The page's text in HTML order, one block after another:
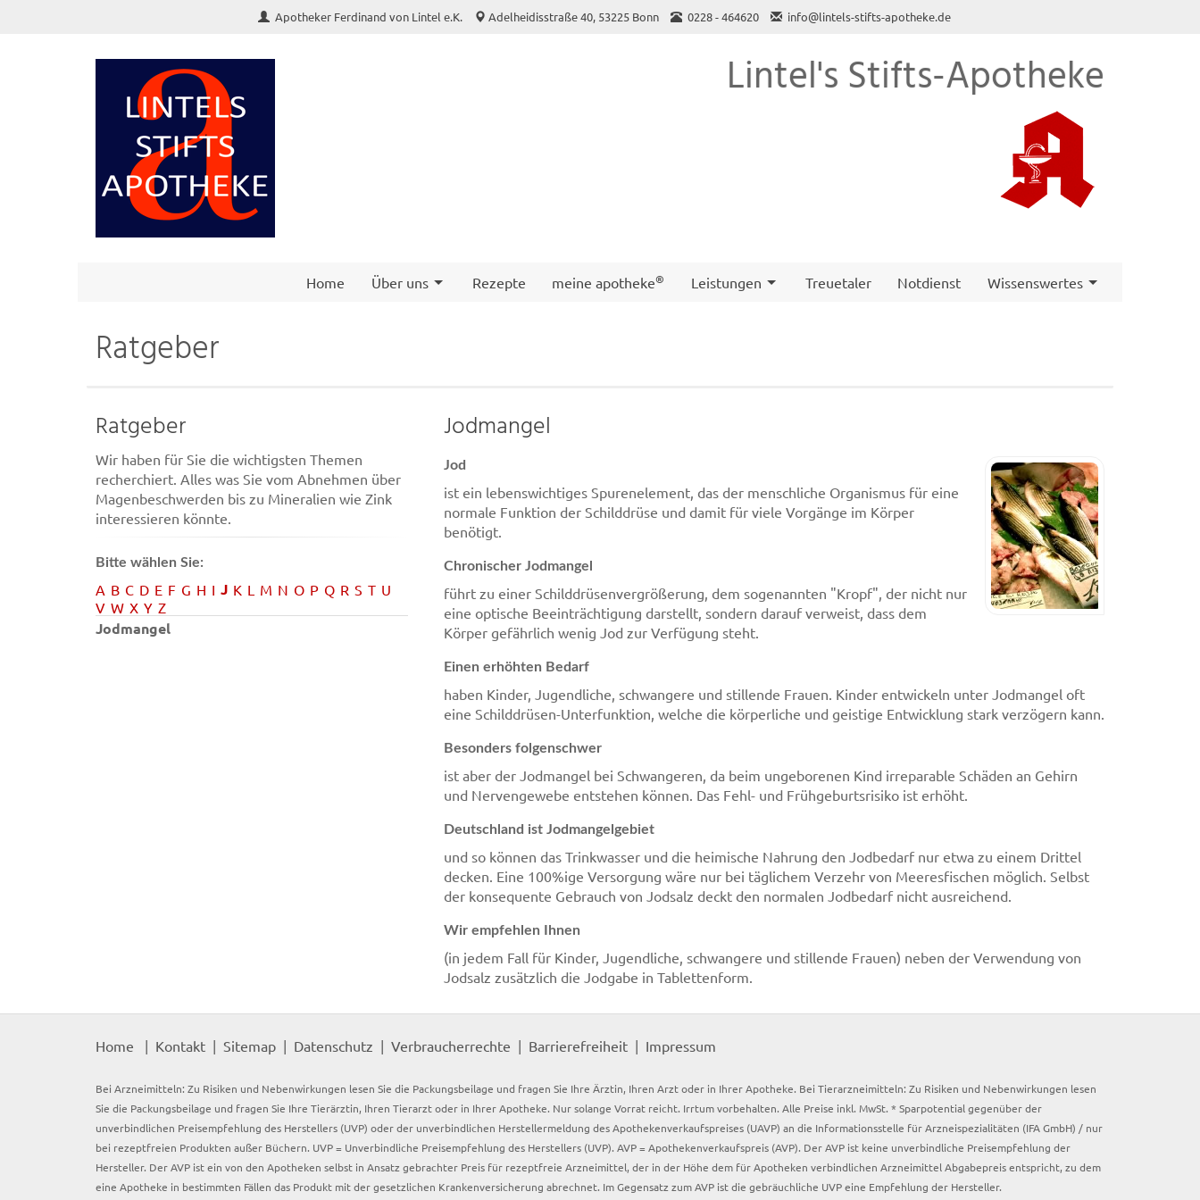
Apotheker Ferdinand von Lintel e.K. Adelheidisstraße 40, 53225 Bonn 0228 - 464620 info@lintels-stifts-apotheke.de
Lintel's Stifts-Apotheke
Home Über uns Rezepte meine apotheke® Leistungen Treuetaler Notdienst Wissenswertes
Ratgeber
Ratgeber
Wir haben für Sie die wichtigsten Themen
recherchiert. Alles was Sie vom Abnehmen über
Magenbeschwerden bis zu Mineralien wie Zink
interessieren könnte.
Bitte wählen Sie:
A B C D E F G H I J K L M N O P Q R S T U
V W X Y Z
Jodmangel
Jodmangel
Jod
ist ein lebenswichtiges Spurenelement, das der menschliche Organismus für eine
normale Funktion der Schilddrüse und damit für viele Vorgänge im Körper
benötigt.
Chronischer Jodmangel
führt zu einer Schilddrüsenvergrößerung, dem sogenannten "Kropf", der nicht nur
eine optische Beeinträchtigung darstellt, sondern darauf verweist, dass dem
Körper gefährlich wenig Jod zur Verfügung steht.
Einen erhöhten Bedarf
haben Kinder, Jugendliche, schwangere und stillende Frauen. Kinder entwickeln unter Jodmangel oft
eine Schilddrüsen-Unterfunktion, welche die körperliche und geistige Entwicklung stark verzögern kann.
Besonders folgenschwer
ist aber der Jodmangel bei Schwangeren, da beim ungeborenen Kind irreparable Schäden an Gehirn
und Nervengewebe entstehen können. Das Fehl- und Frühgeburtsrisiko ist erhöht.
Deutschland ist Jodmangelgebiet
und so können das Trinkwasser und die heimische Nahrung den Jodbedarf nur etwa zu einem Drittel
decken. Eine 100%ige Versorgung wäre nur bei täglichem Verzehr von Meeresfischen möglich. Selbst
der konsequente Gebrauch von Jodsalz deckt den normalen Jodbedarf nicht ausreichend.
Wir empfehlen Ihnen
(in jedem Fall für Kinder, Jugendliche, schwangere und stillende Frauen) neben der Verwendung von
Jodsalz zusätzlich die Jodgabe in Tablettenform.
Home Kontakt Sitemap Datenschutz Verbraucherrechte Barrierefreiheit Impressum
Bei Arzneimitteln: Zu Risiken und Nebenwirkungen lesen Sie die Packungsbeilage und fragen Sie Ihre Ärztin, Ihren Arzt oder in Ihrer Apotheke. Bei Tierarzneimitteln: Zu Risiken und Nebenwirkungen lesen
Sie die Packungsbeilage und fragen Sie Ihre Tierärztin, Ihren Tierarzt oder in Ihrer Apotheke. Nur solange Vorrat reicht. Irrtum vorbehalten. Alle Preise inkl. MwSt. * Sparpotential gegenüber der
unverbindlichen Preisempfehlung des Herstellers (UVP) oder der unverbindlichen Herstellermeldung des Apothekenverkaufspreises (UAVP) an die Informationsstelle für Arzneispezialitäten (IFA GmbH) / nur
bei rezeptfreien Produkten außer Büchern. UVP = Unverbindliche Preisempfehlung des Herstellers (UVP). AVP = Apothekenverkaufspreis (AVP). Der AVP ist keine unverbindliche Preisempfehlung der
Hersteller. Der AVP ist ein von den Apotheken selbst in Ansatz gebrachter Preis für rezeptfreie Arzneimittel, der in der Höhe dem für Apotheken verbindlichen Arzneimittel Abgabepreis entspricht, zu dem
eine Apotheke in bestimmten Fällen das Produkt mit der gesetzlichen Krankenversicherung abrechnet. Im Gegensatz zum AVP ist die gebräuchliche UVP eine Empfehlung der Hersteller.